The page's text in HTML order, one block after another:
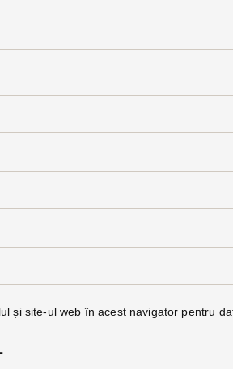
și site-ul web în acest navigator pentru